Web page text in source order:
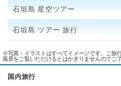
石垣島 星空ツアー
石垣島 ツアー 旅行
※写真・イラストはすべてイメージです。ご旅
風景をご覧いただけるとはかぎりませんのでご
国内旅行